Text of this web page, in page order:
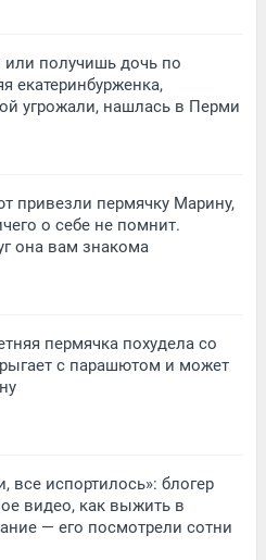
получишь дочь по
екатеринбурженка,
угрожали, нашлась в Перми
привезли пермячку Марину,
о себе не помнит.
она вам знакома
пермячка похудела со
с парашютом и может
все испортилось»: блогер
видео, как выжить в
— его посмотрели сотни